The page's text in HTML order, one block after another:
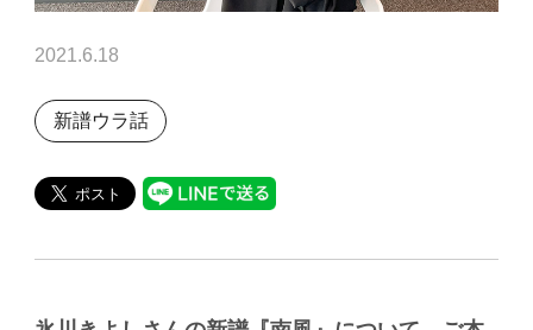
2021.6.18
新譜ウラ話